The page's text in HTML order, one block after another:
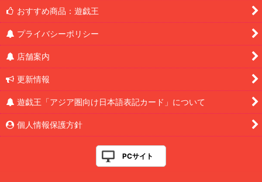
おすすめ商品：遊戯王
プライバシーポリシー
店舗案内
更新情報
遊戯王「アジア圏向け日本語表記カード」について
個人情報保護方針
PCサイト